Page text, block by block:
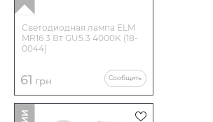
Светодиодная лампа ELM
MR16 3 Вт GU5.3 4000K (18-
0044)
61 грн Сообщить